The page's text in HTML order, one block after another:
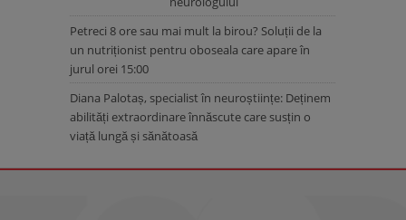
Petreci 8 ore sau mai mult la birou? Soluții de la
un nutriționist pentru oboseala care apare în
jurul orei 15:00
Diana Palotaș, specialist în neuroștiințe: Deținem
abilități extraordinare înnăscute care susțin o
viață lungă și sănătoasă